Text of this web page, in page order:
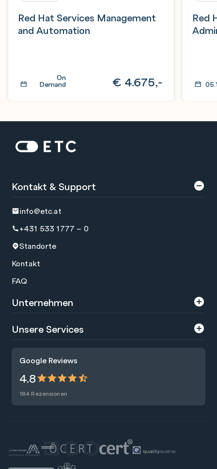
Red Hat Services Management
and Automation
On
Demand € 4.675,-
Red
Startseite: ETC
Google Reviews
4.8
184 Rezensionen
Kontakt & Support
info@etc.at
+431 533 1777 – 0
Standorte
Kontakt
FAQ
Unternehmen
Über uns
Presse
Nachhaltigkeit
Blog
Unsere Services
Zertifizierungen
Raummiete